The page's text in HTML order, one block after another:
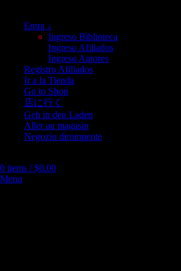
Entra ↓
Ingreso Biblioteca
Ingreso Afiliados
Ingreso Autores
Registro Afiliados
Ir a la Tienda
Go to Shop
店に行く
Geh in den Laden
Aller au magasin
Negozio dirompente
0 items / $0.00
Menu